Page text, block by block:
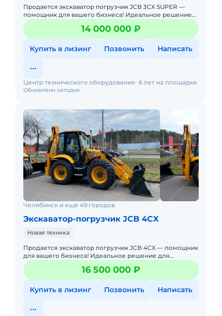
Продается экскаватор погрузчик JCB 3CX SUPER —
помощник для вашего бизнеса! Идеальное решение
для строительства, сельского хозяйства,
коммунального и дорожного
14 000 000 ₽
Купить в лизинг Позвонить Написать
Обновлено сегодня
Центр технического оборудования 6 лет на площадке
Челябинск и ещё 49 городов
Экскаватор-погрузчик JCB 4CX
Новая техника
Продается экскаватор погрузчик JCB 4CX — помощник
для вашего бизнеса! Идеальное решение для
строительства, сельского хозяйства, коммунального и
дорожного сектор 16 500 000 ₽
Купить в лизинг Позвонить Написать